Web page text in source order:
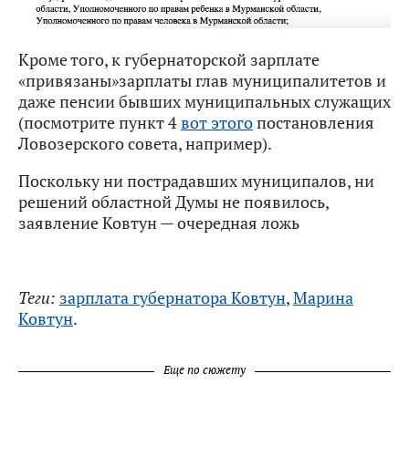
Кроме того, к губернаторской зарплате
«привязаны»зарплаты глав муниципалитетов и
даже пенсии бывших муниципальных служащих
(посмотрите пункт 4вот этогопостановления
Ловозерского совета, например).
Поскольку ни пострадавших муниципалов, ни
решений областной Думы не появилось,
заявление Ковтун — очередная ложь
Теги: зарплата губернатора Ковтун,Марина
Ковтун.
Еще по сюжету